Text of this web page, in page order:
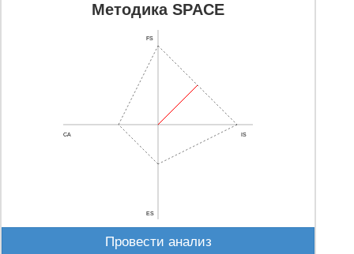
Методика SPACE
FS
CA
ES
IS
Провести анализ